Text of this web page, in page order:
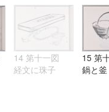
14 第十一図
経文に珠子
15 第
鍋と釜